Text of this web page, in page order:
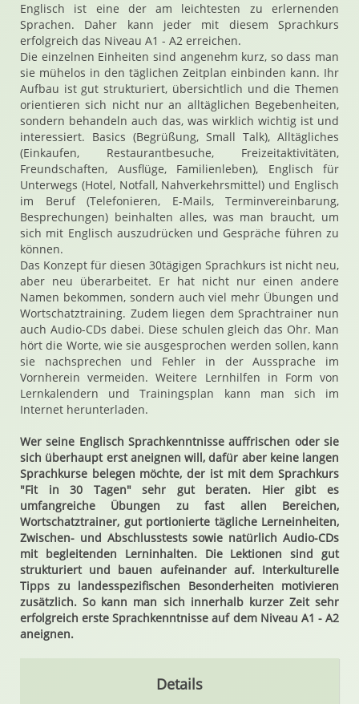
Englisch ist eine der am leichtesten zu erlernenden
Sprachen. Daher kann jeder mit diesem Sprachkurs
erfolgreich das Niveau A1 - A2 erreichen.
Die einzelnen Einheiten sind angenehm kurz, so dass man
sie mühelos in den täglichen Zeitplan einbinden kann. Ihr
Aufbau ist gut strukturiert, übersichtlich und die Themen
orientieren sich nicht nur an alltäglichen Begebenheiten,
sondern behandeln auch das, was wirklich wichtig ist und
interessiert. Basics (Begrüßung, Small Talk), Alltägliches
(Einkaufen, Restaurantbesuche, Freizeitaktivitäten,
Freundschaften, Ausflüge, Familienleben), Englisch für
Unterwegs (Hotel, Notfall, Nahverkehrsmittel) und Englisch
im Beruf (Telefonieren, E-Mails, Terminvereinbarung,
Besprechungen) beinhalten alles, was man braucht, um
sich mit Englisch auszudrücken und Gespräche führen zu
können.
Das Konzept für diesen 30tägigen Sprachkurs ist nicht neu,
aber neu überarbeitet. Er hat nicht nur einen andere
Namen bekommen, sondern auch viel mehr Übungen und
Wortschatztraining. Zudem liegen dem Sprachtrainer nun
auch Audio-CDs dabei. Diese schulen gleich das Ohr. Man
hört die Worte, wie sie ausgesprochen werden sollen, kann
sie nachsprechen und Fehler in der Aussprache im
Vornherein vermeiden. Weitere Lernhilfen in Form von
Lernkalendern und Trainingsplan kann man sich im
Internet herunterladen.
Wer seine Englisch Sprachkenntnisse auffrischen oder sie
sich überhaupt erst aneignen will, dafür aber keine langen
Sprachkurse belegen möchte, der ist mit dem Sprachkurs
"Fit in 30 Tagen" sehr gut beraten. Hier gibt es
umfangreiche Übungen zu fast allen Bereichen,
Wortschatztrainer, gut portionierte tägliche Lerneinheiten,
Zwischen- und Abschlusstests sowie natürlich Audio-CDs
mit begleitenden Lerninhalten. Die Lektionen sind gut
strukturiert und bauen aufeinander auf. Interkulturelle
Tipps zu landesspezifischen Besonderheiten motivieren
zusätzlich. So kann man sich innerhalb kurzer Zeit sehr
erfolgreich erste Sprachkenntnisse auf dem Niveau A1 - A2
aneignen.
Details